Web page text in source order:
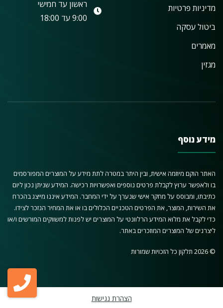
מדיניות פרטיות
ביטול עסקה
מאמרים
מגזין
ראשון עד חמישי
9:00 עד 18:00
מידע נוסף
האתר הוקם מיוזמה אישית, ובין היתר במטרה לתת מידע על המוצרים המפורסמים
בו ולאפשר ערוץ לקבלת פרטים נוספים ואפשרויות רכישה. המידע שניתן נכון ליום
כתיבתו, ומבוסס על מחקר אישי שנערך על ידי המחבר. המידע איננו מייצג בהכרח
את השירות, המוצר, את הפרטים הטכניים הכלולים בו או את המחיר הנזכר לצידו.
כדי לקבל את מלוא המידע הרלוונטי על המוצרים יש לפנות למשווקים המורשים ו/או
ליצרנים של המוצרים המוזכרים באתר.
© 2026 תלקון כל הזכויות שמורות
הצהרת נגישות